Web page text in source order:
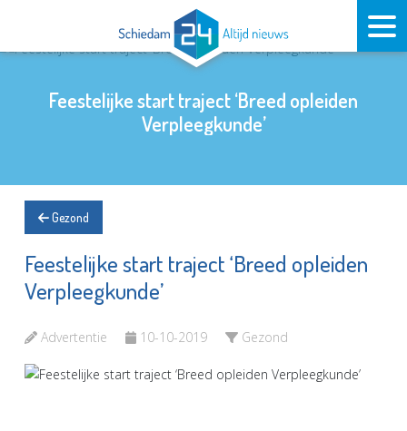
Feestelijke start traject ‘Breed opleiden
Verpleegkunde’
Gezond
Feestelijke start traject ‘Breed opleiden
Verpleegkunde’
Advertentie 10-10-2019 Gezond